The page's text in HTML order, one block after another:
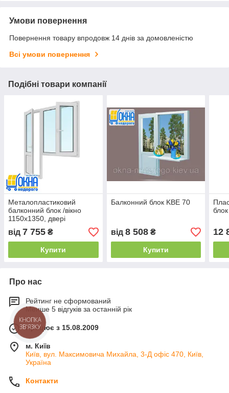
Умови повернення
Повернення товару впродовж 14 днів за домовленістю
Всі умови повернення
Подібні товари компанії
Металопластиковий
балконний блок /вікно
1150х1350, двері
700х2050/
від 7 755 ₴
Купити
Балконний блок KBE 70
від 8 508₴
Купити
12
Про нас
Рейтинг не сформований
Менше 5 відгуків за останній рік
Працює з 15.08.2009
м. Київ
Київ, вул. Максимовича Михайла, 3-Д офіс 470, Київ,
Україна
Контакти
КНОПКА
ЗВ'ЯЗКУ